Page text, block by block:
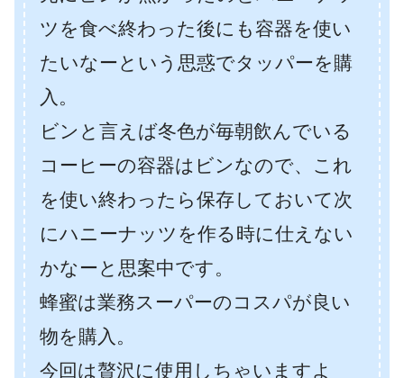
ツを食べ終わった後にも容器を使い
たいなーという思惑でタッパーを購
入。
ビンと言えば冬色が毎朝飲んでいる
コーヒーの容器はビンなので、これ
を使い終わったら保存しておいて次
にハニーナッツを作る時に仕えない
かなーと思案中です。
蜂蜜は業務スーパーのコスパが良い
物を購入。
今回は贅沢に使用しちゃいますよ